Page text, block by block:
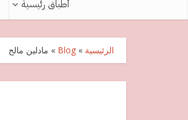
أطباق رئيسية
الرئيسية »
Blog
» مادلين مالح